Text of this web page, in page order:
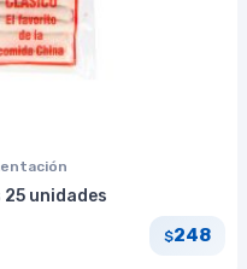
unidades
$248